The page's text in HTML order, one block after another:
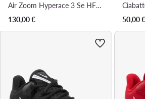
Air Zoom Hyperace 3 Se HF3239 100 · Scarpe indoor
130,00€
50,00€